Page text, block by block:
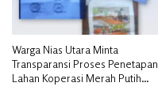
Warga Nias Utara Minta
Transparansi Proses Penetapan
Lahan Koperasi Merah Putih